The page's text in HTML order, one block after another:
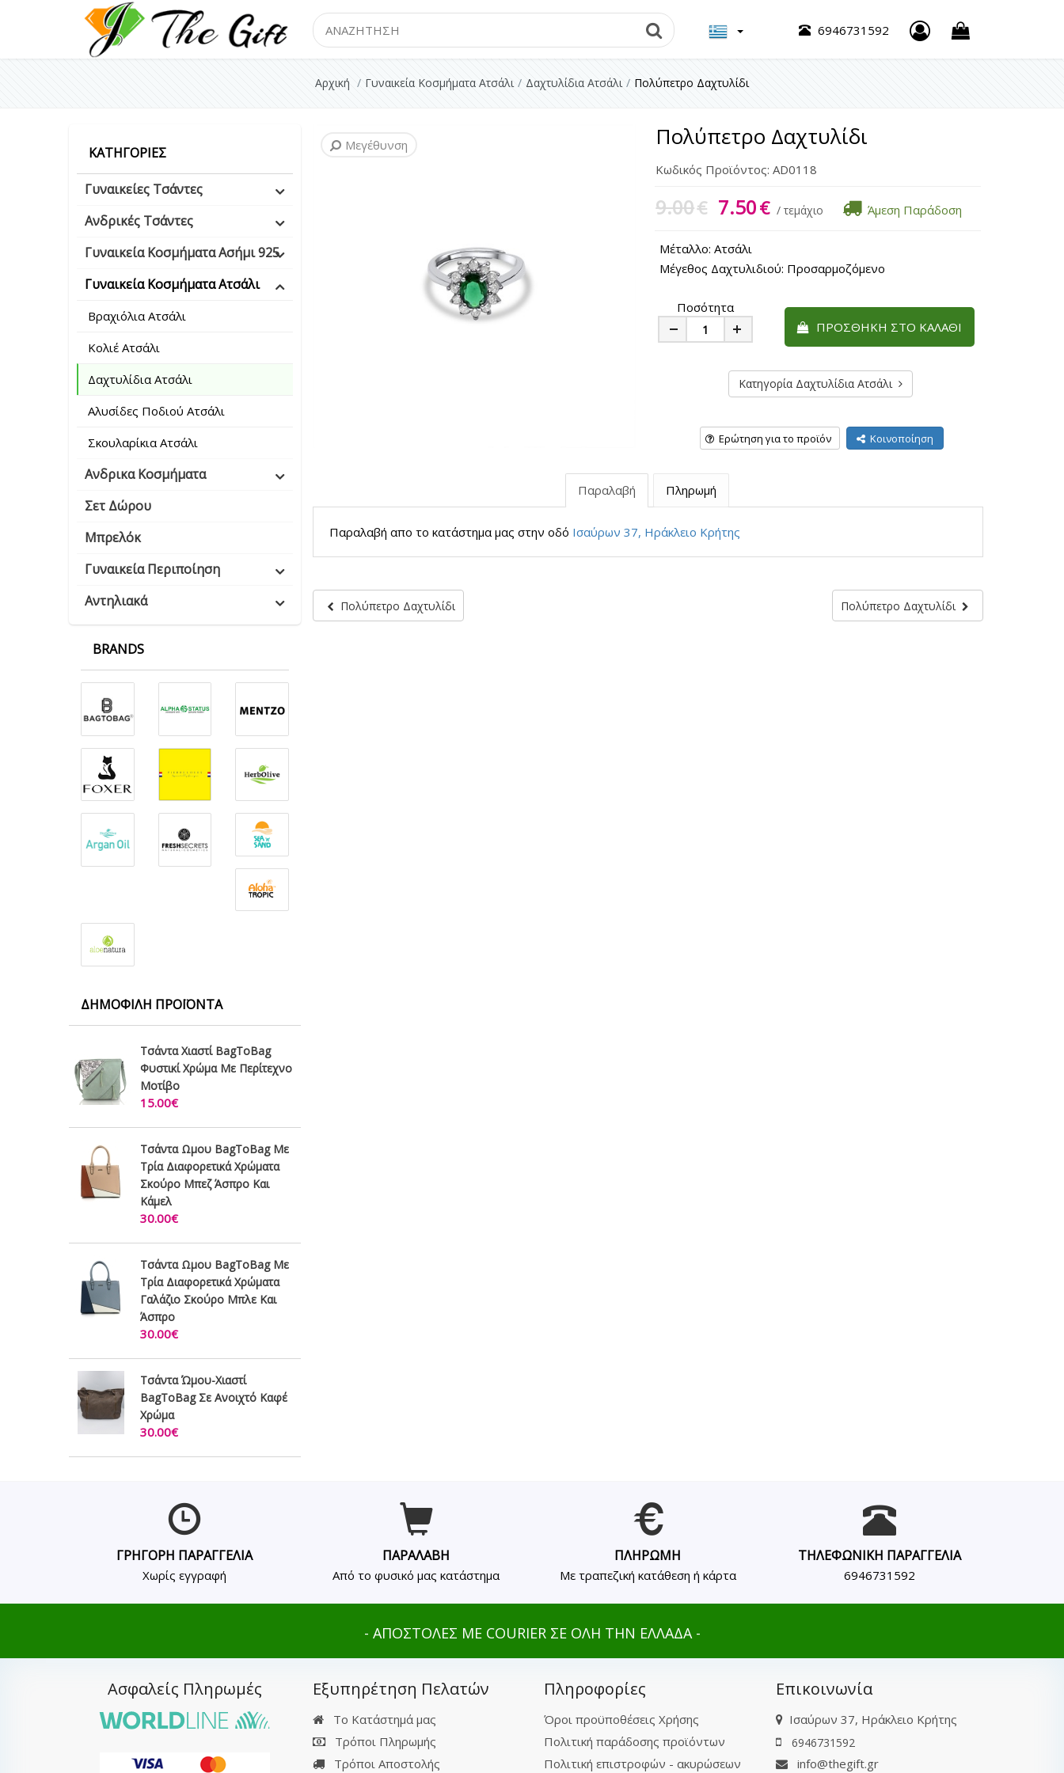
6946731592
Search Search
Αρχική Γυναικεία Κοσμήματα Ατσάλι Δαχτυλίδια Ατσάλι Πολύπετρο Δαχτυλίδι
ΚΑΤΗΓΟΡΊΕΣ
Γυναικείες Τσάντες
Ανδρικές Τσάντες
Γυναικεία Κοσμήματα Ασήμι 925
Γυναικεία Κοσμήματα Ατσάλι
Βραχιόλια Ατσάλι
Κολιέ Ατσάλι
Δαχτυλίδια Ατσάλι
Αλυσίδες Ποδιού Ατσάλι
Σκουλαρίκια Ατσάλι
Ανδρικα Κοσμήματα
Σετ Δώρου
Μπρελόκ
Γυναικεία Περιποίηση
Αντηλιακά
BRANDS
ΔΗΜΟΦΙΛΉ ΠΡΟΪΌΝΤΑ
Τσάντα Χιαστί BagToBag
Φυστικί Χρώμα Με Περίτεχνο
Μοτίβο
15.00€
Τσάντα Ωμου BagToBag Με
Τρία Διαφορετικά Χρώματα
Σκούρο Μπεζ Άσπρο Και
Κάμελ
30.00€
Τσάντα Ωμου BagToBag Με
Τρία Διαφορετικά Χρώματα
Γαλάζιο Σκούρο Μπλε Και
Άσπρο
30.00€
Τσάντα Ώμου-Χιαστί
BagToBag Σε Ανοιχτό Καφέ
Χρώμα
30.00€
Μεγέθυνση Πολύπετρο Δαχτυλίδι
Κωδικός Προϊόντος:AD0118
9.00€ 7.50€ / τεμάχιο Άμεση Παράδοση
Μέταλλο: Ατσάλι
Μέγεθος Δαχτυλιδιού: Προσαρμοζόμενο
Ποσότητα
Plus
ΠΡΟΣΘΉΚΗ ΣΤΟ ΚΑΛΆΘΙ
Κατηγορία Δαχτυλίδια Ατσάλι
Ερώτηση για το προϊόν Κοινοποίηση
Παραλαβή Πληρωμή
Παραλαβή απο το κατάστημα μας στην οδό Ισαύρων 37, Ηράκλειο Κρήτης
Πολύπετρο Δαχτυλίδι Πολύπετρο Δαχτυλίδι
ΓΡΗΓΟΡΗ ΠΑΡΑΓΓΕΛΙΑ
Χωρίς εγγραφή
ΠΑΡΑΛΑΒΗ
Από το φυσικό μας κατάστημα
ΠΛΗΡΩΜΗ
Με τραπεζική κατάθεση ή κάρτα
ΤΗΛΕΦΩΝΙΚΗ ΠΑΡΑΓΓΕΛΙΑ
6946731592
- ΑΠΟΣΤΟΛΕΣ ΜΕ COURIER ΣΕ ΟΛΗ ΤΗΝ ΕΛΛΑΔΑ -
Ασφαλείς Πληρωμές Εξυπηρέτηση Πελατών
Το Κατάστημά μας
Τρόποι Πληρωμής
Τρόποι Αποστολής
Πληροφορίες
Όροι προϋποθέσεις Χρήσης
Πολιτική παράδοσης προϊόντων
Πολιτική επιστροφών - ακυρώσεων
Επικοινωνία
Ισαύρων 37, Ηράκλειο Κρήτης
6946731592
info@thegift.gr